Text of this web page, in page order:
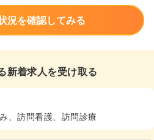
況を確認してみる
新着求人を受け取る
、訪問看護、訪問診療